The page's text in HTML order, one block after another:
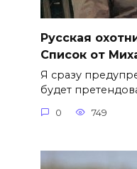
Русская
Список от
Я сразу
будет
0 749